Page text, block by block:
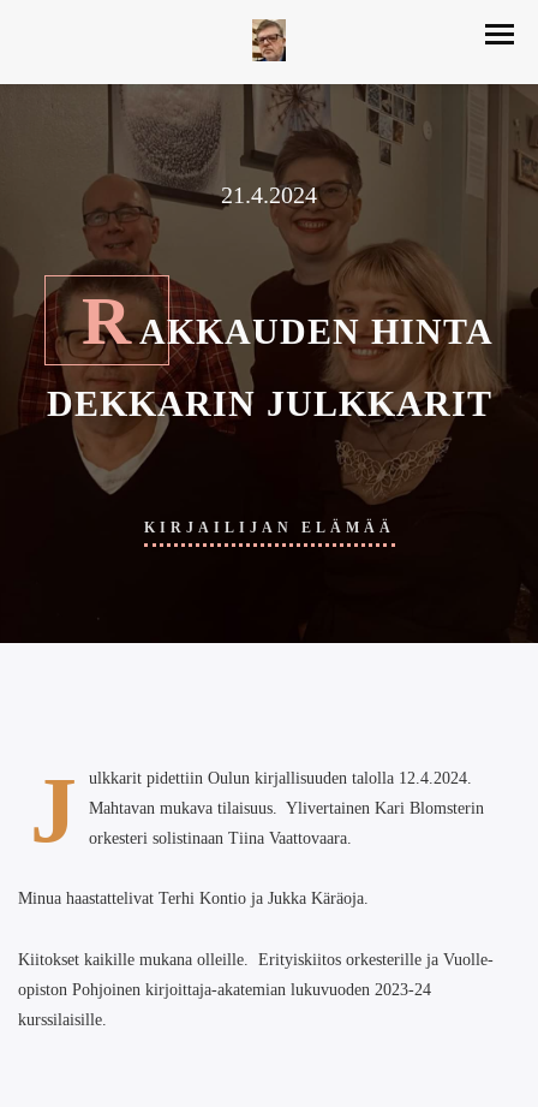
21.4.2024
RAKKAUDEN HINTA
DEKKARIN JULKKARIT
KIRJAILIJAN ELÄMÄÄ
J
ulkkarit pidettiin Oulun kirjallisuuden talolla 12.4.2024.
Mahtavan mukava tilaisuus. Ylivertainen Kari Blomsterin
orkesteri solistinaan Tiina Vaattovaara.
Minua haastattelivat Terhi Kontio ja Jukka Käräoja.
Kiitokset kaikille mukana olleille. Erityiskiitos orkesterille ja Vuolle-
opiston Pohjoinen kirjoittaja-akatemian lukuvuoden 2023-24
kurssilaisille.